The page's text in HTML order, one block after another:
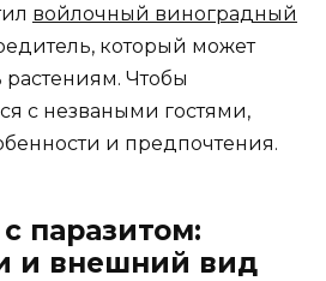
войлочный виноградный
который может
Чтобы
с незваными гостями,
и предпочтения.
паразитом:
и внешний вид